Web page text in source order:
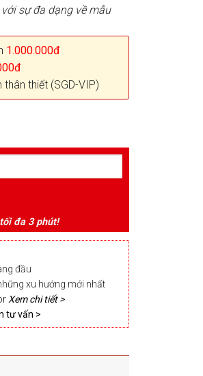
sự đa dạng về mẫu
1.000.000đ
thiết (SGD-VIP)
đa 3 phút!
đầu
xu hướng mới nhất
Xem chi tiết >
tư vấn >